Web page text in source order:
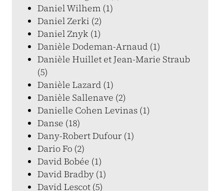
Daniel Wilhem (1)
Daniel Zerki (2)
Daniel Znyk (1)
Danièle Dodeman-Arnaud (1)
Danièle Huillet et Jean-Marie Straub
(5)
Danièle Lazard (1)
Danièle Sallenave (2)
Danielle Cohen Levinas (1)
Danse (18)
Dany-Robert Dufour (1)
Dario Fo (2)
David Bobée (1)
David Bradby (1)
David Lescot (5)